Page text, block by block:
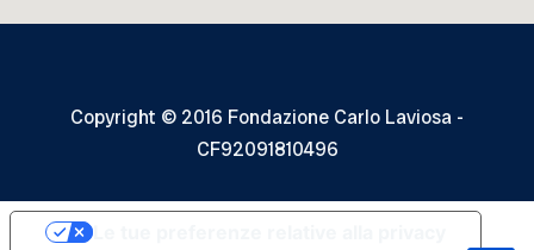
Copyright © 2016 Fondazione Carlo Laviosa -
CF92091810496
Le tue preferenze relative alla privacy